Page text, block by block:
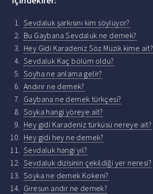
Sevdaluk şarkısını kim söylüyor?
Bu Gaybana Sevdaluk ne demek?
Hey Gidi Karadeniz Söz Müzik kime ait?
Sevdaluk Kaç bölüm oldu?
Soyha ne anlama gelir?
Andırır ne demek?
Gaybana ne demek türkçesi?
Soyka hangi yöreye ait?
Hey gidi Karadeniz türküsü nereye ait?
Hey gidi hey ne demek?
Sevdaluk hangi yıl?
Sevdaluk dizisinin çekildiği yer neresi?
Soyka ne demek Kokeni?
Giresun andır ne demek?